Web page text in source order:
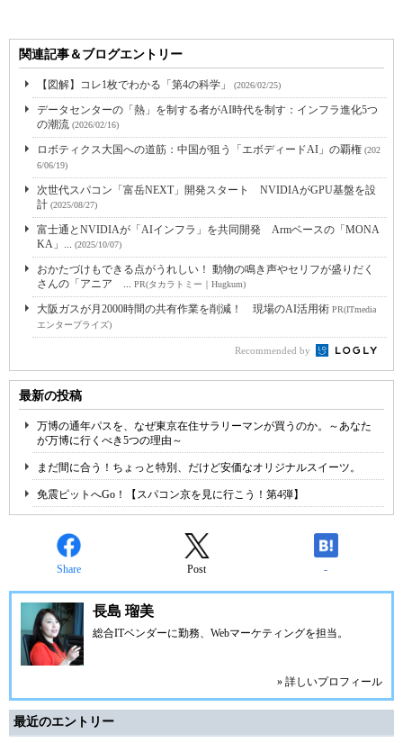
関連記事＆ブログエントリー
【図解】コレ1枚でわかる「第4の科学」 (2026/02/25)
データセンターの「熱」を制する者がAI時代を制す：インフラ進化5つ
の潮流 (2026/02/16)
ロボティクス大国への道筋：中国が狙う「エボディードAI」の覇権 (202
6/06/19)
次世代スパコン「富岳NEXT」開発スタート NVIDIAがGPU基盤を設
計 (2025/08/27)
富士通とNVIDIAが「AIインフラ」を共同開発 Armベースの「MONA
KA」...
(2025/10/07)
おかたづけもできる点がうれしい！ 動物の鳴き声やセリフが盛りだく
さんの「アニア ...
PR(タカラトミー｜Hugkum)
大阪ガスが月2000時間の共有作業を削減！ 現場のAI活用術 PR(ITmedia
エンタープライズ)
Recommended by
最新の投稿
万博の通年パスを、なぜ東京在住サラリーマンが買うのか。～あなた
が万博に行くべき5つの理由～
まだ間に合う！ちょっと特別、だけど安価なオリジナルスイーツ。
免震ピットへGo！【スパコン京を見に行こう！第4弾】
Share Post -
長島 瑠美
総合ITベンダーに勤務、Webマーケティングを担当。
» 詳しいプロフィール
最近のエントリー